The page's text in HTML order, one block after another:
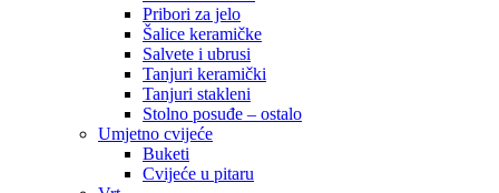
Pribori za jelo
Šalice keramičke
Salvete i ubrusi
Tanjuri keramički
Tanjuri stakleni
Stolno posuđe – ostalo
Umjetno cvijeće
Buketi
Cvijeće u pitaru